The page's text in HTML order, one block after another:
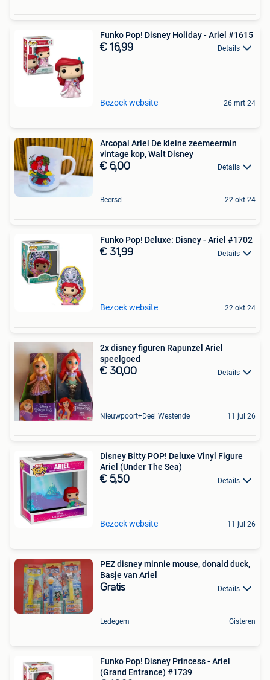
Funko Pop! Disney Holiday - Ariel #1615
€ 16,99 Details
Bezoek website 26 mrt 24
Arcopal Ariel De kleine zeemeermin
vintage kop, Walt Disney
€ 6,00 Details
Beersel 22 okt 24
Funko Pop! Deluxe: Disney - Ariel #1702
€ 31,99 Details
Bezoek website 22 okt 24
2x disney figuren Rapunzel Ariel
speelgoed
€ 30,00 Details
Nieuwpoort+Deel Westende 11 jul 26
Disney Bitty POP! Deluxe Vinyl Figure
Ariel (Under The Sea)
€ 5,50 Details
Bezoek website 11 jul 26
PEZ disney minnie mouse, donald duck,
Basje van Ariel
Gratis Details
Ledegem Gisteren
Funko Pop! Disney Princess - Ariel
(Grand Entrance) #1739